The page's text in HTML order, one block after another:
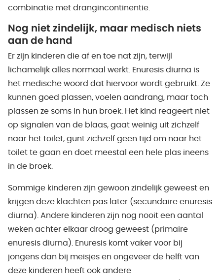
combinatie met drangincontinentie.
Nog niet zindelijk, maar medisch niets
aan de hand
Er zijn kinderen die af en toe nat zijn, terwijl
lichamelijk alles normaal werkt. Enuresis diurna is
het medische woord dat hiervoor wordt gebruikt. Ze
kunnen goed plassen, voelen aandrang, maar toch
plassen ze soms in hun broek. Het kind reageert niet
op signalen van de blaas, gaat weinig uit zichzelf
naar het toilet, gunt zichzelf geen tijd om naar het
toilet te gaan en doet meestal een hele plas ineens
in de broek.
Sommige kinderen zijn gewoon zindelijk geweest en
krijgen deze klachten pas later (secundaire enuresis
diurna). Andere kinderen zijn nog nooit een aantal
weken achter elkaar droog geweest (primaire
enuresis diurna). Enuresis komt vaker voor bij
jongens dan bij meisjes en ongeveer de helft van
deze kinderen heeft ook andere